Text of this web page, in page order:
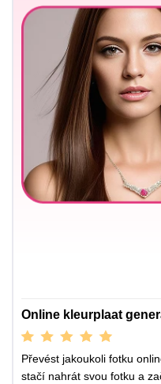
Online kleurplaat
Převést jakoukoli fotku
stačí nahrát svou fotku a